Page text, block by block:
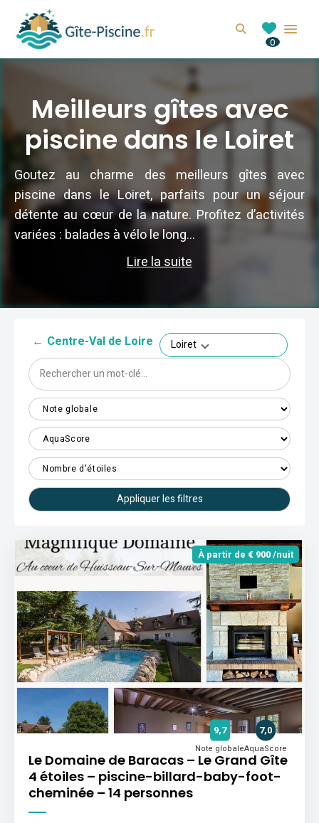
Search
0
Meilleurs gîtes avec
piscine dans le Loiret
Goutez au charme des meilleurs gîtes avec
piscine dans le Loiret, parfaits pour un séjour
détente au cœur de la nature. Profitez d’activités
variées : balades à vélo le long...
Lire la suite
← Centre-Val de Loire Loiret
Appliquer les filtres
À partir de € 900 /nuit
Le Domaine de Baracas – Le Grand Gîte
4 étoiles – piscine-billard-baby-foot-
cheminée – 14 personnes
9,7
Note globale
7,0
AquaScore